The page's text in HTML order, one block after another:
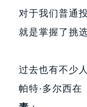
对于我们普通
就是掌握了挑
过去也有不少
帕特·多尔西在